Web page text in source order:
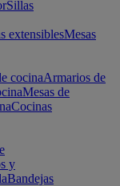
Sillas
extensiblesMesas
cocinaArmarios de
Mesas de
Cocinas
y
Bandejas